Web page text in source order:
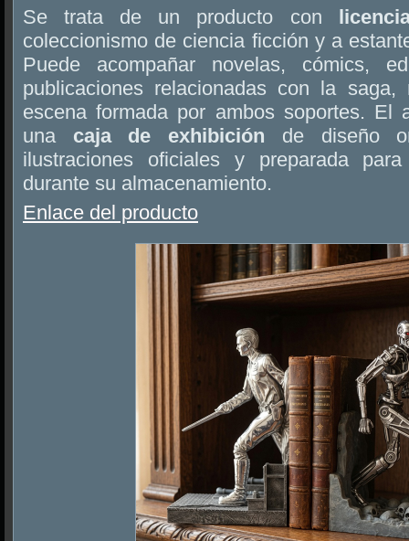
Se trata de un producto con
coleccionismo de ciencia ficción y a
Puede acompañar novelas, cómics,
publicaciones relacionadas con la saga,
escena formada por ambos soportes. El
una caja de exhibición de diseño
ilustraciones oficiales y preparada
durante su almacenamiento.
Enlace del producto